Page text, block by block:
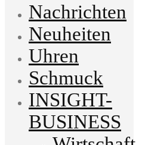
Nachrichten
Neuheiten
Uhren
Schmuck
INSIGHT-
BUSINESS